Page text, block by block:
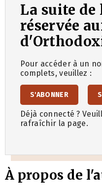
La suite
réservée
Pour accéder à un
complets, veuillez :
S'ABONNER
Déjà connecté ?
rafraîchir la page.
À propos de